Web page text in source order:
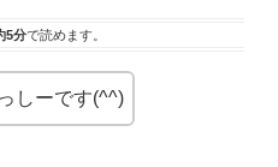
5分で読めます。
しーです(^^)